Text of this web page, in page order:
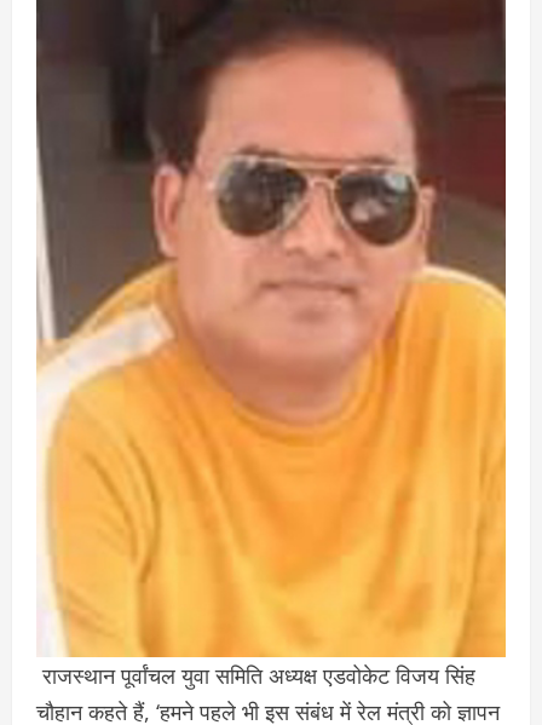
राजस्थान पूर्वांचल युवा समिति अध्यक्ष एडवोकेट विजय सिंह
चौहान कहते हैं, ‘हमने पहले भी इस संबंध में रेल मंत्री को ज्ञापन